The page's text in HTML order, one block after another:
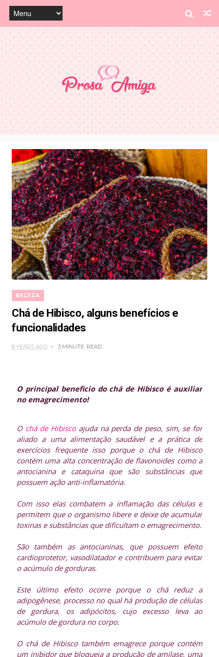
BELEZA
Chá de Hibisco, alguns benefícios e
funcionalidades
8 YEARS AGO 3 MINUTE READ
O principal beneficio do chá de Hibisco é auxiliar
no emagrecimento!
O chá de Hibiscoajuda na perda de peso, sim, se for
aliado a uma alimentação saudável e a prática de
exercícios frequente isso porque o chá de Hibisco
contém uma alta concentração de flavonoides como a
antocianina e cataquina que são substâncias que
possuem ação anti-inflamatória.
Com isso elas combatem a inflamação das células e
permitem que o organismo libere e deixe de acumular
toxinas e substâncias que dificultam o emagrecimento.
São também as antocianinas, que possuem efeito
cardioprotetor, vasodilatador e contribuem para evitar
o acúmulo de gorduras.
Este último efeito ocorre porque o chá reduz a
adipogênese, processo no qual há produção de células
de gordura, os adipócitos, cujo excesso leva ao
acúmulo de gordura no corpo.
O chá de Hibisco também emagrece porque contém
um inibidor que bloqueia a produção de amilase, uma